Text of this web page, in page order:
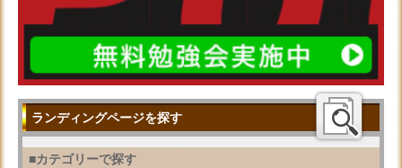
ランディングページを探す
■カテゴリーで探す